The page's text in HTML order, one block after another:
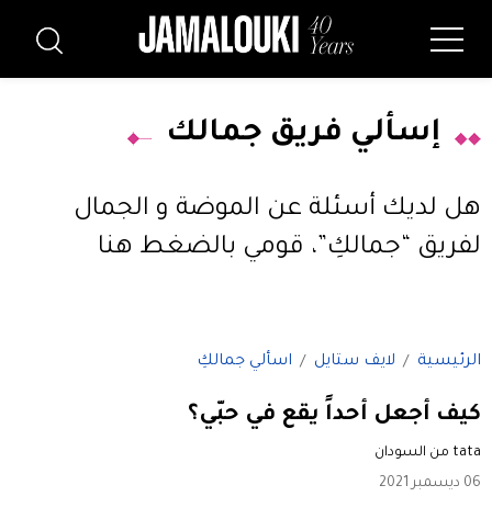
إسألي فريق جمالك
هل لديك أسئلة عن الموضة و الجمال
لفريق “جمالكِ”، قومي بالضغط هنا
الرئيسية لايف ستايل اسألي جمالكِ
كيف أجعل أحداً يقع في حبّي؟
tata من السودان
06 ديسمبر 2021